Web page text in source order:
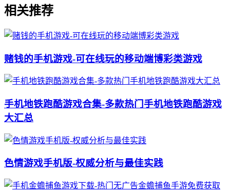
相关推荐
赌钱的手机游戏-可在线玩的移动端博彩类游戏
手机地铁跑酷游戏合集-多款热门手机地铁跑酷游戏
大汇总
色情游戏手机版-权威分析与最佳实践